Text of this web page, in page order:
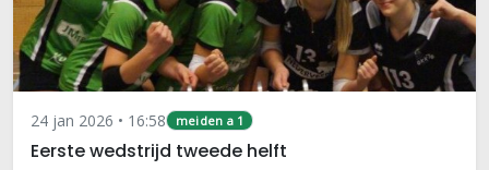
24 jan 2026 • 16:58 meiden a 1
Eerste wedstrijd tweede helft